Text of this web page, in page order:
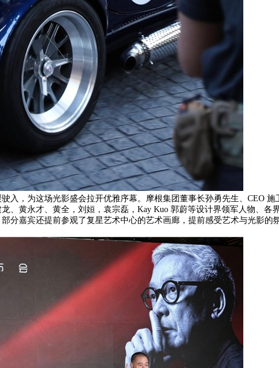
入，为这场光影盛会拉开优雅序幕。摩根集团董事长孙勇先生、CEO 施
、黄永才、黄全，刘姮，袁宗磊，Kay Kuo 郭蔚等设计界领军人物、各
分嘉宾还提前参观了复星艺术中心的艺术画廊，提前感受艺术与光影的